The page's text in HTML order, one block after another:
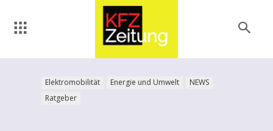
Elektromobilität Energie und Umwelt
NEWS
Ratgeber